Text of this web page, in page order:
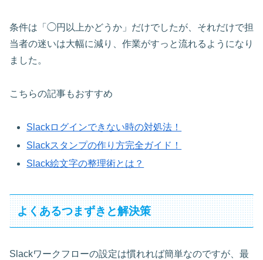
条件は「◯円以上かどうか」だけでしたが、それだけで担
当者の迷いは大幅に減り、作業がすっと流れるようになり
ました。
こちらの記事もおすすめ
Slackログインできない時の対処法！
Slackスタンプの作り方完全ガイド！
Slack絵文字の整理術とは？
よくあるつまずきと解決策
Slackワークフローの設定は慣れれば簡単なのですが、最